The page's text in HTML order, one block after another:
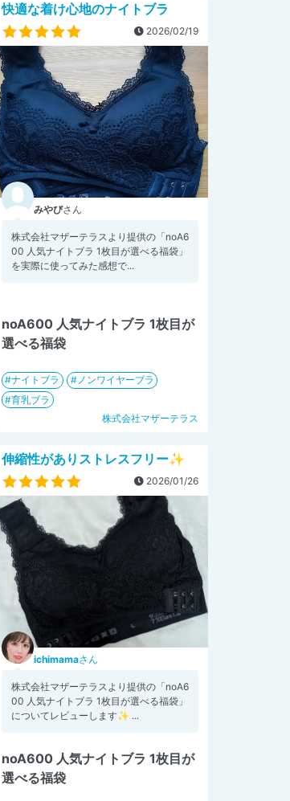
快適な着け心地のナイトブラ
2026/02/19
みやびさん
株式会社マザーテラスより提供の「noA6
00 人気ナイトブラ 1枚目が選べる福袋」
を実際に使ってみた感想で...
noA600 人気ナイトブラ 1枚目が
選べる福袋
ナイトブラ
ノンワイヤーブラ
育乳ブラ
株式会社マザーテラス
伸縮性がありストレスフリー✨
2026/01/26
ichimamaさん
株式会社マザーテラスより提供の「noA6
00 人気ナイトブラ 1枚目が選べる福袋」
についてレビューします✨ ...
noA600 人気ナイトブラ 1枚目が
選べる福袋